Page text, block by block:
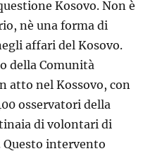
Kosovo. Non è
nè una forma di
affari del Kosovo.
della Comunità
atto nel Kossovo, con
osservatori della
di volontari di
Questo intervento